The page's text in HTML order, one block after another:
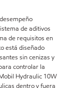
de aditivos
de requisitos en
está diseñado
sin cenizas y
controlar la
Hydraulic 10W
dentro y fuera